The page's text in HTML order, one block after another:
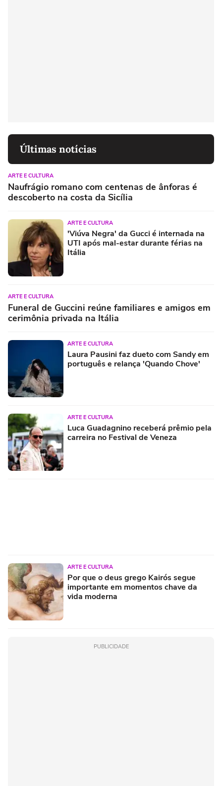
Últimas notícias
ARTE E CULTURA
Naufrágio romano com centenas de ânforas é
descoberto na costa da Sicília
ARTE E CULTURA
'Viúva Negra' da Gucci é internada na
UTI após mal-estar durante férias na
Itália
ARTE E CULTURA
Funeral de Guccini reúne familiares e amigos em
cerimônia privada na Itália
ARTE E CULTURA
Laura Pausini faz dueto com Sandy em
português e relança 'Quando Chove'
ARTE E CULTURA
Luca Guadagnino receberá prêmio pela
carreira no Festival de Veneza
ARTE E CULTURA
Por que o deus grego Kairós segue
importante em momentos chave da
vida moderna
PUBLICIDADE